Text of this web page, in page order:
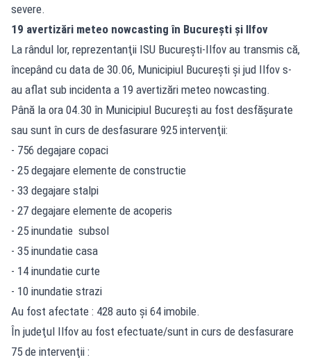
severe.
19 avertizări meteo nowcasting în Bucureşti şi Ilfov
La rândul lor, reprezentanţii ISU Bucureşti-Ilfov au transmis că,
începând cu data de 30.06, Municipiul Bucureşti şi jud Ilfov s-
au aflat sub incidenta a 19 avertizări meteo nowcasting.
Până la ora 04.30 în Municipiul Bucureşti au fost desfăşurate
sau sunt în curs de desfasurare 925 intervenţii:
- 756 degajare copaci
- 25 degajare elemente de constructie
- 33 degajare stalpi
- 27 degajare elemente de acoperis
- 25 inundatie subsol
- 35 inundatie casa
- 14 inundatie curte
- 10 inundatie strazi
Au fost afectate : 428 auto şi 64 imobile.
În judeţul Ilfov au fost efectuate/sunt in curs de desfasurare
75 de intervenţii :